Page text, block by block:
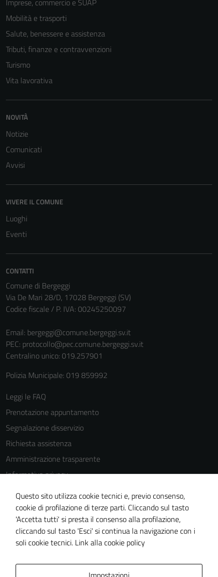
Imprese, commercio e SUAP
Mobilità e trasporti
Salute, benessere e assistenza
Tributi, finanze e contravvenzioni
Turismo
Vita lavorativa
NOVITÀ
Notizie
Comunicati
Avvisi
VIVERE IL COMUNE
Luoghi
Eventi
CONTATTI
Comune di Bergeggi
Via De Mari 28/D, 17028 Bergeggi (SV)
Codice fiscale / P. IVA: 00245250097
Email: bergeggi@comune.bergeggi.sv.it
PEC: protocollo@pec.comune.bergeggi.sv.it
Centralino unico: 019.257901
Polizia Municipale: 019 859992
Leggi le FAQ
Prenotazione appuntamento
Segnalazione disservizio
Richiesta assistenza
Amministrazione trasparente
Informativa privacy
Cookie Policy
Note legali
Dichiarazione di accessibilità
Piano di miglioramento del sito
Questo sito utilizza cookie tecnici e, previo consenso,
cookie di profilazione di terze parti. Cliccando sul tasto
'Accetta tutti' si presta il consenso alla profilazione,
cliccando sul tasto 'Esci' si continua la navigazione con i
soli cookie tecnici. Link alla cookie policy
sono necessari
Questi cookie